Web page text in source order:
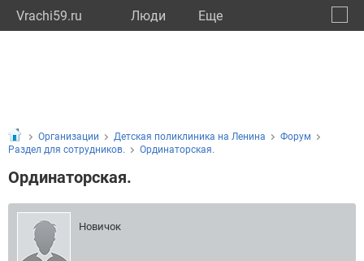
Vrachi59.ru Люди Eще
Организации Детская поликлиника на Ленина
Форум
Раздел для сотрудников.
Ординаторская.
Ординаторская.
Новичок